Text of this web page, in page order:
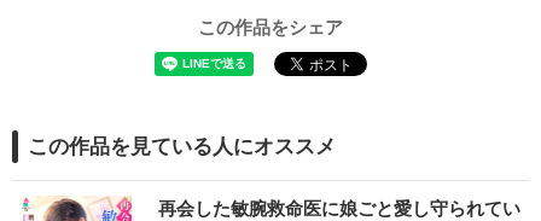
この作品をシェア
この作品を見ている人にオススメ
再会した敏腕救命医に娘ごと愛し守られてい